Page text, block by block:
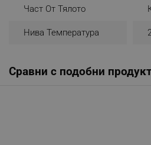
Част От Тялото
Нива Температура
Сравни с подобни